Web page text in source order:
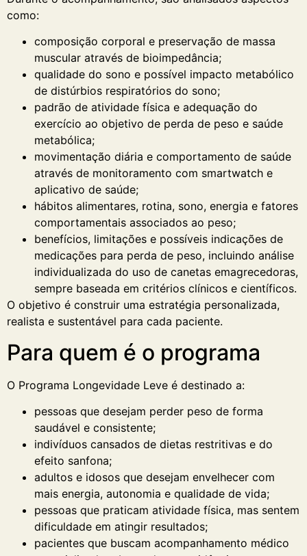
como:
composição corporal e preservação de massa
muscular através de bioimpedância;
qualidade do sono e possível impacto metabólico
de distúrbios respiratórios do sono;
padrão de atividade física e adequação do
exercício ao objetivo de perda de peso e saúde
metabólica;
movimentação diária e comportamento de saúde
através de monitoramento com smartwatch e
aplicativo de saúde;
hábitos alimentares, rotina, sono, energia e fatores
comportamentais associados ao peso;
benefícios, limitações e possíveis indicações de
medicações para perda de peso, incluindo análise
individualizada do uso de canetas emagrecedoras,
sempre baseada em critérios clínicos e científicos.
O objetivo é construir uma estratégia personalizada,
realista e sustentável para cada paciente.
Para quem é o programa
O Programa Longevidade Leve é destinado a:
pessoas que desejam perder peso de forma
saudável e consistente;
indivíduos cansados de dietas restritivas e do
efeito sanfona;
adultos e idosos que desejam envelhecer com
mais energia, autonomia e qualidade de vida;
pessoas que praticam atividade física, mas sentem
dificuldade em atingir resultados;
pacientes que buscam acompanhamento médico